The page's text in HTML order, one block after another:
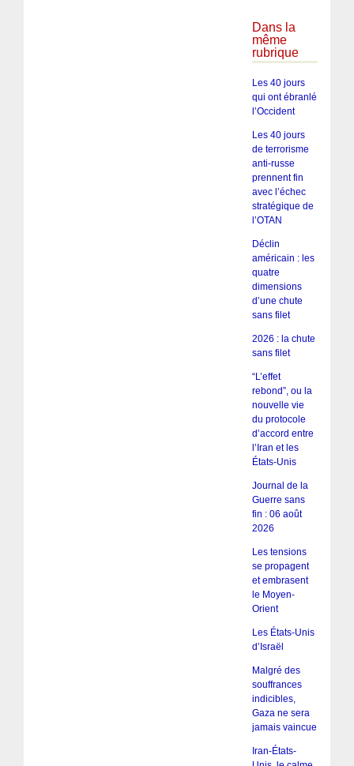
Dans la
même
rubrique
Les 40 jours
qui ont ébranlé
l’Occident
Les 40 jours
de terrorisme
anti-russe
prennent fin
avec l’échec
stratégique de
l’OTAN
Déclin
américain : les
quatre
dimensions
d’une chute
sans filet
2026 : la chute
sans filet
“L’effet
rebond”, ou la
nouvelle vie
du protocole
d’accord entre
l’Iran et les
États-Unis
Journal de la
Guerre sans
fin : 06 août
2026
Les tensions
se propagent
et embrasent
le Moyen-
Orient
Les États-Unis
d’Israël
Malgré des
souffrances
indicibles,
Gaza ne sera
jamais vaincue
Iran-États-